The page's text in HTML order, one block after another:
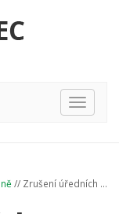
Hlavní
nabídka
// Zrušení úředních ...